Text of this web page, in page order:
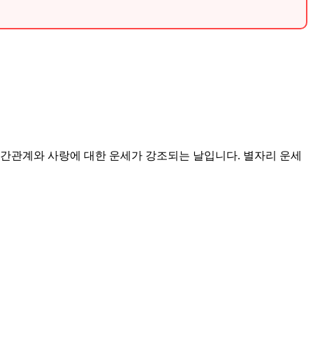
관계와 사랑에 대한 운세가 강조되는 날입니다. 별자리 운세